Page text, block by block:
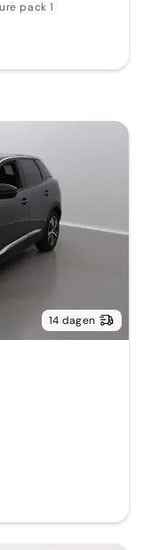
pack 1
14 dagen